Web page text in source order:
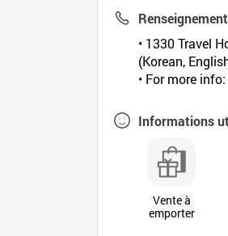
• 1330 Travel
(Korean,
• For more
Informations
Vente à
emporter